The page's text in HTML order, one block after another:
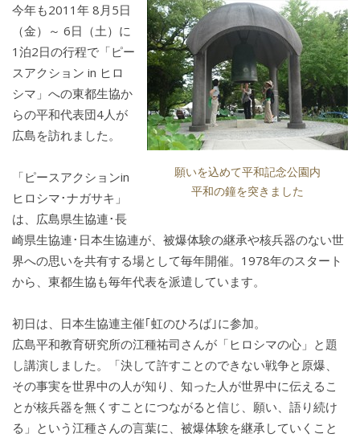
願いを込めて平和記念公園内
平和の鐘を突きました
今年も2011年 8月5日
（金）～ 6日（土）に
1泊2日の行程で「ピー
スアクション in ヒロ
シマ」への東都生協か
らの平和代表団4人が
広島を訪れました。
「ピースアクションin
ヒロシマ･ナガサキ」
は、広島県生協連･長
崎県生協連･日本生協連が、被爆体験の継承や核兵器のない世
界への思いを共有する場として毎年開催。1978年のスタート
から、東都生協も毎年代表を派遣しています。
初日は、日本生協連主催｢虹のひろば｣に参加。
広島平和教育研究所の江種祐司さんが「ヒロシマの心」と題
し講演しました。「決して許すことのできない戦争と原爆、
その事実を世界中の人が知り、知った人が世界中に伝えるこ
とが核兵器を無くすことにつながると信じ、願い、語り続け
る」という江種さんの言葉に、被爆体験を継承していくこと